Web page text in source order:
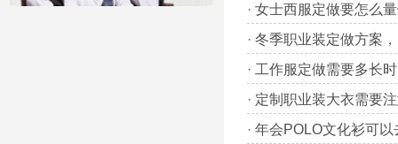
· 女士西服定做要怎么
· 冬季职业装定做方案
· 工作服定做需要多长
· 定制职业装大衣需要
· 年会POLO文化衫可以